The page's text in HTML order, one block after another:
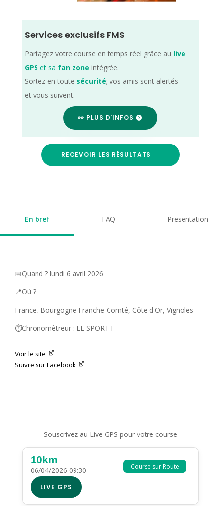
Services exclusifs FMS
Partagez votre course en temps réel grâce au live
GPS et sa fan zone intégrée.
Sortez en toute sécurité; vos amis sont alertés
et vous suivent.
👀 PLUS D'INFOS
RECEVOIR LES RÉSULTATS
En bref FAQ Présentation
📅Quand ? lundi 6 avril 2026
📍Où ?
France, Bourgogne Franche-Comté, Côte d'Or, Vignoles
⏱️Chronomètreur : LE SPORTIF
Voir le site
Suivre sur Facebook
Souscrivez au Live GPS pour votre course
Course sur Route
10km
06/04/2026 09:30
LIVE GPS